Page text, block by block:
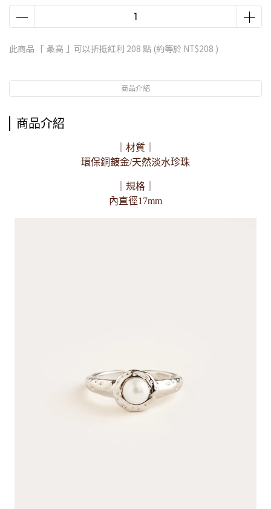
此商品 「 最高 」可以折抵紅利 208 點 (約等於 NT$208 )
商品介紹
商品介紹
｜材質｜
環保銅鍍金/天然淡水珍珠
｜規格｜
內直徑17mm